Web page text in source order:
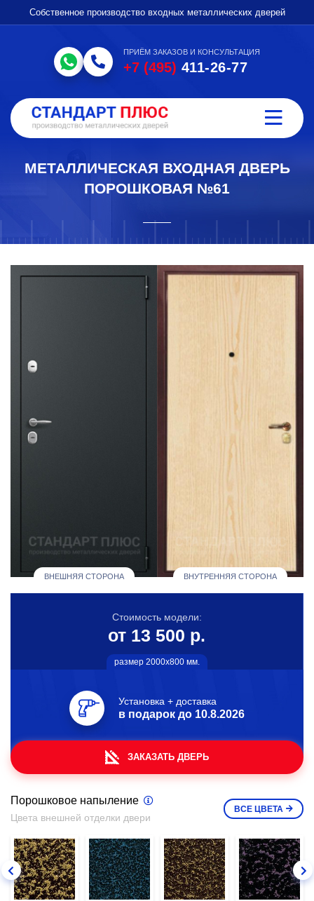
Собственное производство входных металлических дверей
ПРИЁМ ЗАКАЗОВ И КОНСУЛЬТАЦИЯ
+7 (495) 411-26-77
МЕТАЛЛИЧЕСКАЯ ВХОДНАЯ ДВЕРЬ
ПОРОШКОВАЯ №61
ВНЕШНЯЯ СТОРОНА ВНУТРЕННЯЯ СТОРОНА
Стоимость модели:
от 13 500 р.
размер 2000х800 мм.
Установка + доставка
в подарок до 10.8.2026
ЗАКАЗАТЬ ДВЕРЬ
Порошковое напыление
Цвета внешней отделки двери
ВСЕ ЦВЕТА